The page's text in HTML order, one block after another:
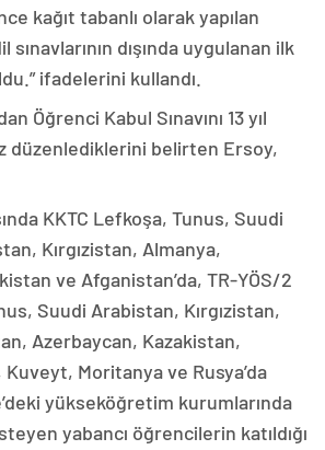
kağıt tabanlı olarak yapılan
sınavlarının dışında uygulanan ilk
ifadelerini kullandı.
Öğrenci Kabul Sınavını 13 yıl
düzenlediklerini belirten Ersoy,
KKTC Lefkoşa, Tunus, Suudi
Kırgızistan, Almanya,
ve Afganistan’da, TR-YÖS/2
Suudi Arabistan, Kırgızistan,
Azerbaycan, Kazakistan,
Moritanya ve Rusya’da
yükseköğretim kurumlarında
yabancı öğrencilerin katıldığı